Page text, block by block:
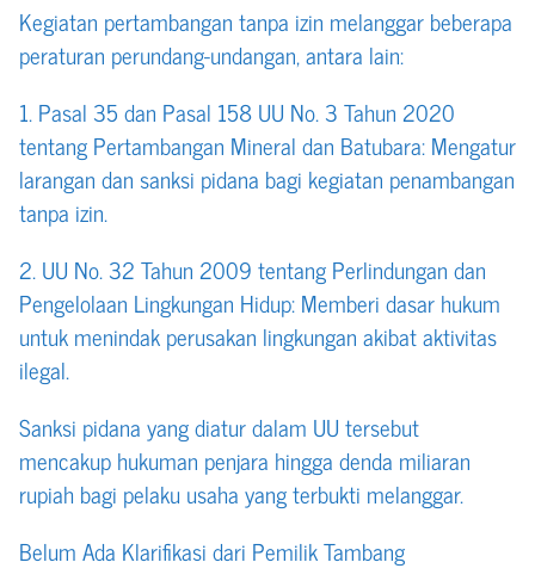
Kegiatan pertambangan tanpa izin melanggar beberapa
peraturan perundang-undangan, antara lain:
1. Pasal 35 dan Pasal 158 UU No. 3 Tahun 2020
tentang Pertambangan Mineral dan Batubara: Mengatur
larangan dan sanksi pidana bagi kegiatan penambangan
tanpa izin.
2. UU No. 32 Tahun 2009 tentang Perlindungan dan
Pengelolaan Lingkungan Hidup: Memberi dasar hukum
untuk menindak perusakan lingkungan akibat aktivitas
ilegal.
Sanksi pidana yang diatur dalam UU tersebut
mencakup hukuman penjara hingga denda miliaran
rupiah bagi pelaku usaha yang terbukti melanggar.
Belum Ada Klarifikasi dari Pemilik Tambang